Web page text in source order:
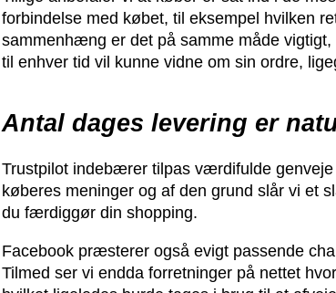
forbindelse med købet, til eksempel hvilken
sammenhæng er det på samme måde
til enhver tid vil kunne vidne om sin ordre,
Antal dages levering er
Trustpilot indebærer tilpas værdifulde
køberes meninger og af den grund slår vi et
du færdiggør din shopping.
Facebook præsterer også evigt passende
Tilmed ser vi endda forretninger på nettet